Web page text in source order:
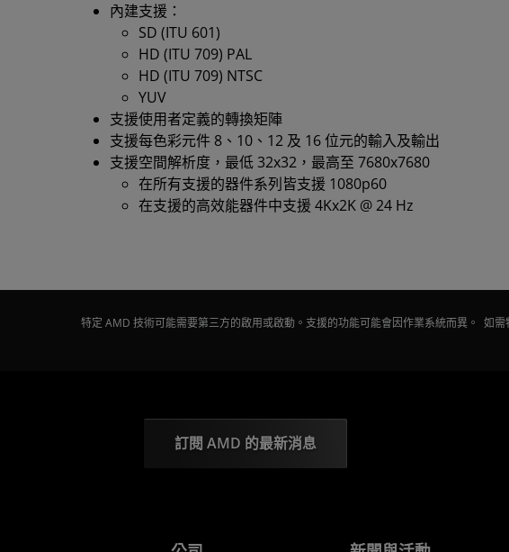
內建支援：
SD (ITU 601)
HD (ITU 709) PAL
HD (ITU 709) NTSC
YUV
支援使用者定義的轉換矩陣
支援每色彩元件 8、10、12 及 16 位元的輸入及輸出
支援空間解析度，最低 32x32，最高至 7680x7680
在所有支援的器件系列皆支援 1080p60
在支援的高效能器件中支援 4Kx2K @ 24 Hz
特定 AMD 技術可能需要第三方的啟用或啟動。支援的功能可能會因作業系統而異。 如
訂閱 AMD 的最新消息